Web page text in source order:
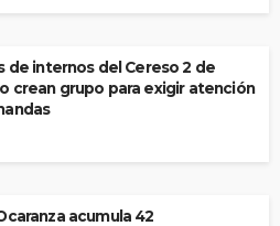
de internos del Cereso 2 de
crean grupo para exigir atención
acumula 42